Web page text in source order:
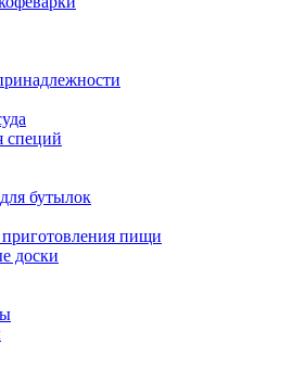
специй
бутылок
пищи
доски